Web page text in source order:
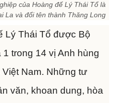
của Hoàng đế Lý Thái Tổ là
La và đổi tên thành Thăng Long
Lý Thái Tổ được Bộ
trong 14 vị Anh hùng
Nam. Những tư
văn, khoan dung, hòa